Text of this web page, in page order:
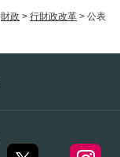
財政 > 行財政改革 > 公表